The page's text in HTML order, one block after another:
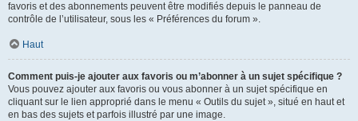
favoris et des abonnements peuvent être modifiés depuis le panneau de
contrôle de l’utilisateur, sous les « Préférences du forum ».
Haut
Comment puis-je ajouter aux favoris ou m’abonner à un sujet spécifique ?
Vous pouvez ajouter aux favoris ou vous abonner à un sujet spécifique en
cliquant sur le lien approprié dans le menu « Outils du sujet », situé en haut et
en bas des sujets et parfois illustré par une image.